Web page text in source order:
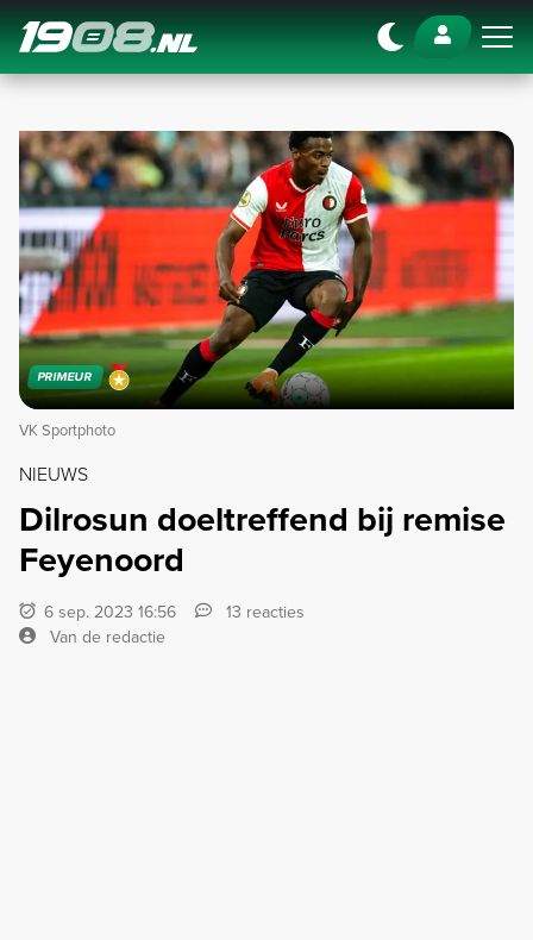
Navigation
PRIMEUR
VK Sportphoto
NIEUWS
Dilrosun doeltreffend bij remise
Feyenoord
6 sep. 2023 16:56
13 reacties
Van de redactie